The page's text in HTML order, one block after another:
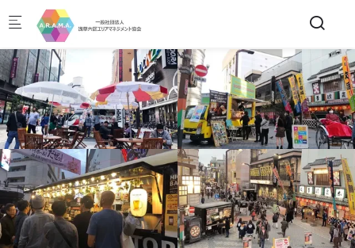
Skip to main content